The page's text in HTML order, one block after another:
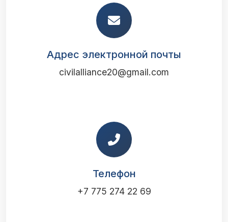
Адрес электронной почты
civilalliance20@gmail.com
Телефон
+7 775 274 22 69